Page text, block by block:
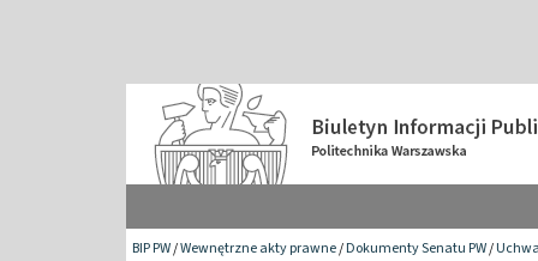
BIP PW/Wewnętrzne akty prawne/Dokumenty Senatu PW/